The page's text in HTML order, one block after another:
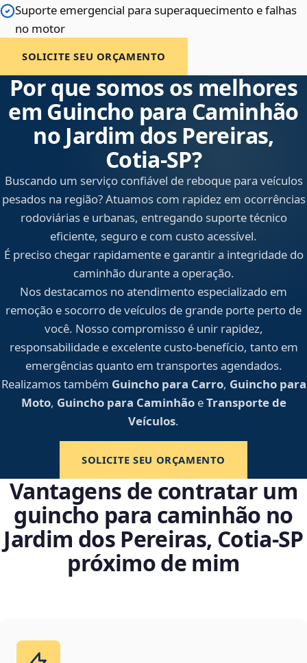
Suporte emergencial para superaquecimento e falhas
no motor
SOLICITE SEU ORÇAMENTO
Por que somos os melhores
em Guincho para Caminhão
no Jardim dos Pereiras,
Cotia‑SP?
Buscando um serviço confiável de reboque para veículos
pesados na região? Atuamos com rapidez em ocorrências
rodoviárias e urbanas, entregando suporte técnico
eficiente, seguro e com custo acessível.
É preciso chegar rapidamente e garantir a integridade do
caminhão durante a operação.
Nos destacamos no atendimento especializado em
remoção e socorro de veículos de grande porte perto de
você. Nosso compromisso é unir rapidez,
responsabilidade e excelente custo-benefício, tanto em
emergências quanto em transportes agendados.
Realizamos também Guincho para Carro, Guincho para
Moto, Guincho para CaminhãoeTransporte de
Veículos.
SOLICITE SEU ORÇAMENTO
Vantagens de contratar um
guincho para caminhão no
Jardim dos Pereiras, Cotia‑SP
próximo de mim